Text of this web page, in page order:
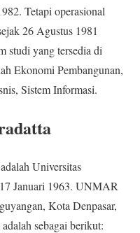
Tetapi operasional
26 Agustus 1981
studi yang tersedia di
Ekonomi Pembangunan,
Sistem Informasi.
Universitas
Januari 1963. UNMAR
Kota Denpasar,
sebagai berikut: